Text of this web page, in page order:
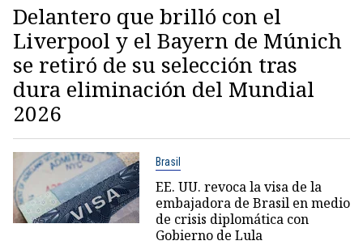
Delantero que brilló con el
Liverpool y el Bayern de Múnich
se retiró de su selección tras
dura eliminación del Mundial
2026
Brasil
EE. UU. revoca la visa de la
embajadora de Brasil en medio
de crisis diplomática con
Gobierno de Lula